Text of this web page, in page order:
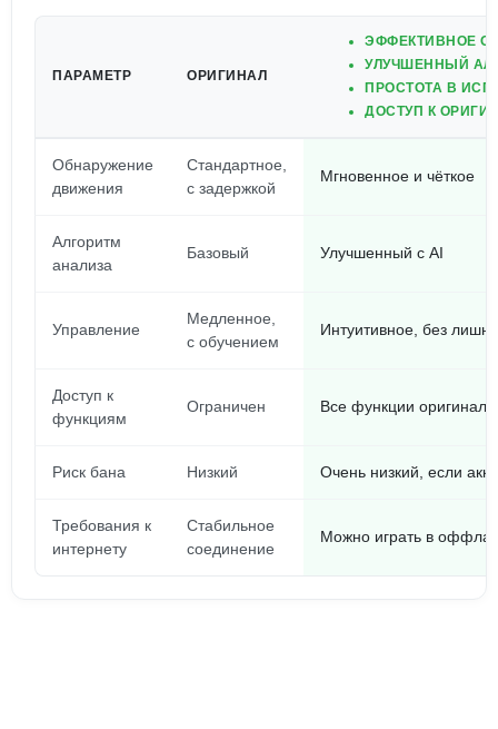
ПАРАМЕТР ОРИГИНАЛ
ЭФФЕКТИВНОЕ
УЛУЧШЕННЫЙ
ПРОСТОТА В
ДОСТУП К
Обнаружение
движения
Стандартное,
с задержкой
Мгновенное и чёткое
Алгоритм
анализа
Базовый Улучшенный с AI
Управление
Медленное,
с обучением
Интуитивное, без
Доступ к
функциям
Ограничен Все функции
Риск бана Низкий Очень низкий, если
Требования к
интернету
Стабильное
соединение
Можно играть в